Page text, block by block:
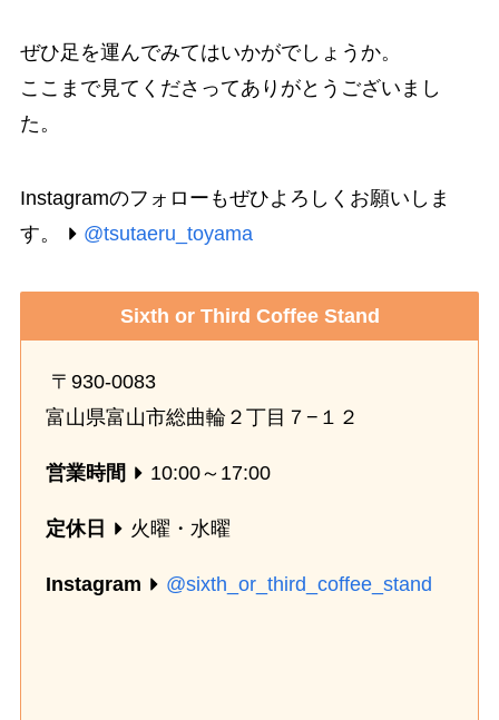
ぜひ足を運んでみてはいかがでしょうか。
ここまで見てくださってありがとうございまし
た。
Instagramのフォローもぜひよろしくお願いしま
す。
@tsutaeru_toyama
Sixth or Third Coffee Stand
〒930-0083
富山県富山市総曲輪２丁目７−１２
営業時間 10:00～17:00
定休日 火曜・水曜
Instagram @sixth_or_third_coffee_stand